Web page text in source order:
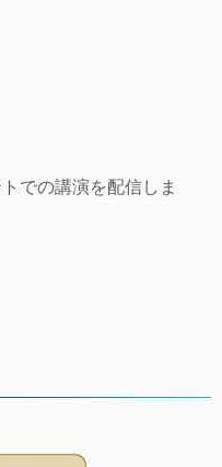
での講演を配信しま